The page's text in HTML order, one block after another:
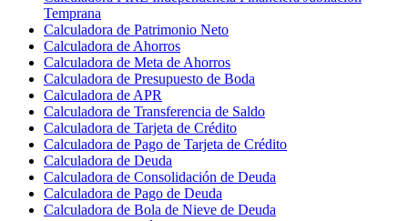
Temprana
Calculadora de Patrimonio Neto
Calculadora de Ahorros
Calculadora de Meta de Ahorros
Calculadora de Presupuesto de Boda
Calculadora de APR
Calculadora de Transferencia de Saldo
Calculadora de Tarjeta de Crédito
Calculadora de Pago de Tarjeta de Crédito
Calculadora de Deuda
Calculadora de Consolidación de Deuda
Calculadora de Pago de Deuda
Calculadora de Bola de Nieve de Deuda